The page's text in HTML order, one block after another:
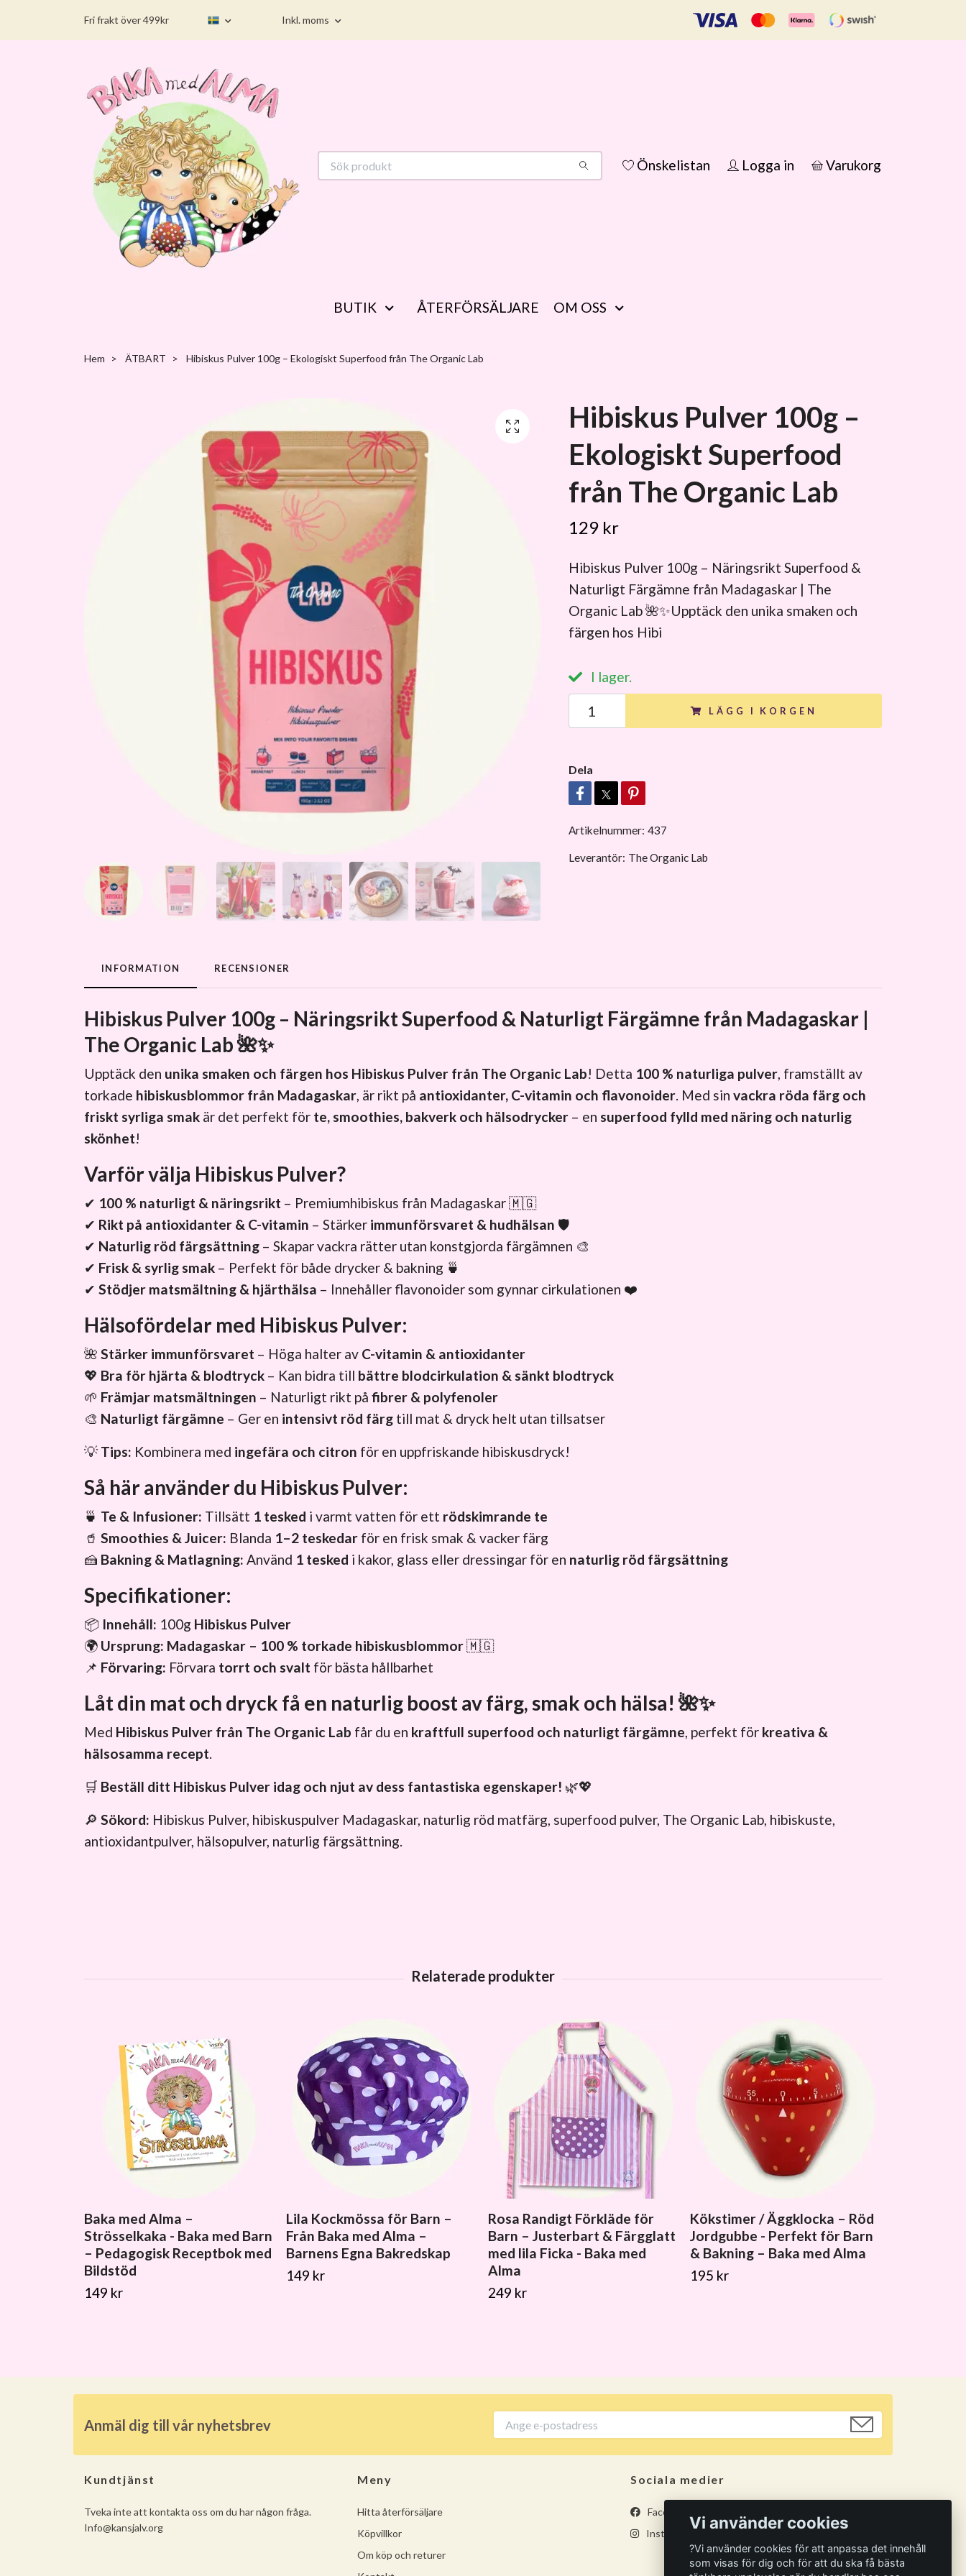
Fri frakt över 499kr Inkl. moms
Önskelistan Logga in Varukorg
BUTIK ÅTERFÖRSÄLJARE OM OSS
Hem ÄTBART Hibiskus Pulver 100g – Ekologiskt Superfood från The Organic Lab
Hibiskus Pulver 100g –
Ekologiskt Superfood
från The Organic Lab
129 kr
Hibiskus Pulver 100g – Näringsrikt Superfood &
Naturligt Färgämne från Madagaskar | The
Organic Lab 🌺✨Upptäck den unika smaken och
färgen hos Hibi
I lager.
LÄGG I KORGEN
Dela
Artikelnummer: 437
Leverantör: The Organic Lab
INFORMATION RECENSIONER
Hibiskus Pulver 100g – Näringsrikt Superfood & Naturligt Färgämne från Madagaskar |
The Organic Lab🌺✨
Upptäck den unika smaken och färgen hos Hibiskus Pulver från The Organic Lab! Detta 100 % naturliga pulver, framställt av
torkade hibiskusblommor från Madagaskar, är rikt på antioxidanter, C-vitamin och flavonoider. Med sin vackra röda färg och
friskt syrliga smak är det perfekt för te, smoothies, bakverk och hälsodrycker – en superfood fylld med näring och naturlig
skönhet!
Varför välja Hibiskus Pulver?
✔ 100 % naturligt & näringsrikt – Premiumhibiskus från Madagaskar 🇲🇬
✔ Rikt på antioxidanter & C-vitamin – Stärker immunförsvaret & hudhälsan 🛡️
✔ Naturlig röd färgsättning – Skapar vackra rätter utan konstgjorda färgämnen 🎨
✔ Frisk & syrlig smak – Perfekt för både drycker & bakning 🍵
✔ Stödjer matsmältning & hjärthälsa – Innehåller flavonoider som gynnar cirkulationen ❤️
Hälsofördelar med Hibiskus Pulver:
🌺 Stärker immunförsvaret – Höga halter av C-vitamin & antioxidanter
💖 Bra för hjärta & blodtryck – Kan bidra till bättre blodcirkulation & sänkt blodtryck
🌱 Främjar matsmältningen – Naturligt rikt på fibrer & polyfenoler
🎨 Naturligt färgämne – Ger en intensivt röd färg till mat & dryck helt utan tillsatser
💡 Tips: Kombinera med ingefära och citron för en uppfriskande hibiskusdryck!
Så här använder du Hibiskus Pulver:
🍵 Te & Infusioner: Tillsätt 1 tesked i varmt vatten för ett rödskimrande te
🥤 Smoothies & Juicer: Blanda 1–2 teskedar för en frisk smak & vacker färg
🍰 Bakning & Matlagning: Använd 1 tesked i kakor, glass eller dressingar för en naturlig röd färgsättning
Specifikationer:
📦 Innehåll: 100g Hibiskus Pulver
🌍 Ursprung: Madagaskar – 100 % torkade hibiskusblommor🇲🇬
📌 Förvaring: Förvara torrt och svalt för bästa hållbarhet
Låt din mat och dryck få en naturlig boost av färg, smak och hälsa! 🌺✨
Med Hibiskus Pulver från The Organic Lab får du en kraftfull superfood och naturligt färgämne, perfekt för kreativa &
hälsosamma recept.
🛒 Beställ ditt Hibiskus Pulver idag och njut av dess fantastiska egenskaper! 🌿💖
🔎 Sökord: Hibiskus Pulver, hibiskuspulver Madagaskar, naturlig röd matfärg, superfood pulver, The Organic Lab, hibiskuste,
antioxidantpulver, hälsopulver, naturlig färgsättning.
Baka med Alma –
Strösselkaka - Baka med Barn
– Pedagogisk Receptbok med
Bildstöd
149 kr
Lila Kockmössa för Barn –
Från Baka med Alma –
Barnens Egna Bakredskap
149 kr
Rosa Randigt Förkläde för
Barn – Justerbart & Färgglatt
med lila Ficka - Baka med
Alma
249 kr
Kökstimer / Äggklocka – Röd
Jordgubbe - Perfekt för Barn
& Bakning – Baka med Alma
195 kr
Anmäl dig till vår nyhetsbrev
Kundtjänst
Tveka inte att kontakta oss om du har någon fråga.
Info@kansjalv.org
Meny
Hitta återförsäljare
Köpvillkor
Om köp och returer
Sociala medier
Facebook
Instagram
Vi använder cookies
?Vi använder cookies för att anpassa det innehåll
som visas för dig och för att du ska få bästa